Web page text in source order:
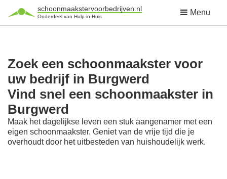
schoonmaakstervoorbedrijven.nl
Onderdeel van Hulp-in-Huis Menu
Zoek een schoonmaakster voor
uw bedrijf in Burgwerd
Vind snel een schoonmaakster in
Burgwerd
Maak het dagelijkse leven een stuk aangenamer met een
eigen schoonmaakster. Geniet van de vrije tijd die je
overhoudt door het uitbesteden van huishoudelijk werk.